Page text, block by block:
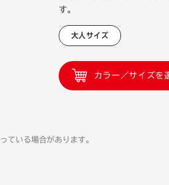
す。
大人サイズ
カラー／サイズを
ている場合があります。